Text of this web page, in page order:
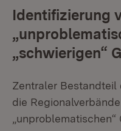
Identifizierung
„schwierigen“
Zentraler Bestandteil
die